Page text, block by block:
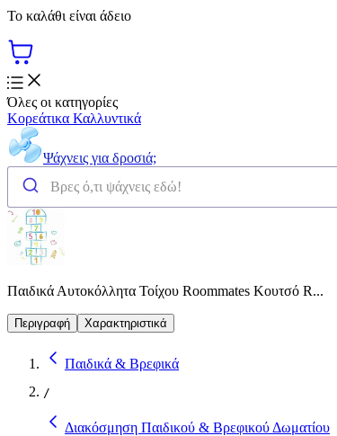
Το καλάθι είναι άδειο
Όλες οι κατηγορίες
Κορεάτικα Καλλυντικά
Ψάχνεις για δροσιά;
Παιδικά Αυτοκόλλητα Τοίχου Roommates Κουτσό R...
Περιγραφή Χαρακτηριστικά
Παιδικά & Βρεφικά
/
Διακόσμηση Παιδικού & Βρεφικού Δωματίου